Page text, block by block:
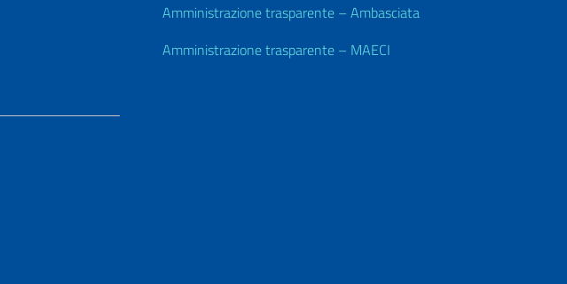
Amministrazione trasparente – Ambasciata
Amministrazione trasparente – MAECI